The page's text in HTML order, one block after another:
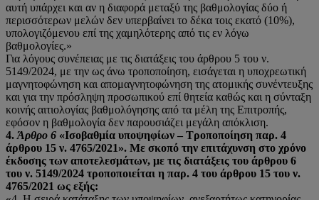
αυτή υπάρχει και αν η διαφορά μεταξύ της βαθμολογίας δύο ή
περισσότερων μελών δεν υπερβαίνει το δέκα τοις εκατό (10%),
υπολογιζόμενου επί της χαμηλότερης από τις εν λόγω
βαθμολογίες.»
Για λόγους συνέπειας με τις διατάξεις του άρθρου 5 του ν.
5149/2024, με την ως άνω τροποποίηση, εισάγεται η υποχρεωτική
μαγνητοφώνηση και απομαγνητοφώνηση της ατομικής συνέντευξης
και για την πρόσληψη προσωπικού επί θητεία καθώς και η σύνταξη
κοινής αιτιολογίας βαθμολόγησης από τα μέλη της Επιτροπής,
εφόσον η βαθμολογία δεν παρουσιάζει μεγάλη απόκλιση.
4. Άρθρο 6 «Ισοβαθμία υποψηφίων – Τροποποίηση παρ. 4
άρθρου 15 ν. 4765/2021». Με σκοπό την επιτάχυνση στο χρόνο
έκδοσης των αποτελεσμάτων, με τις διατάξεις του άρθρου 6
του ν. 5149/2024 τροποποιείται η παρ. 4 του άρθρου 15 του ν.
4765/2021 ως εξής: